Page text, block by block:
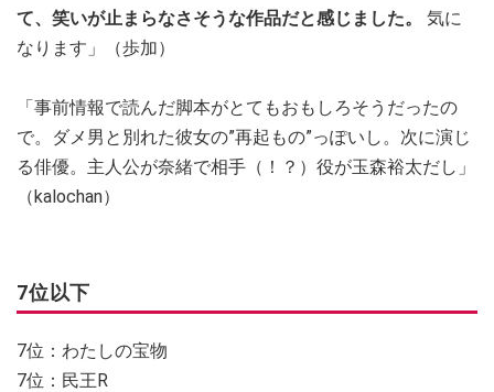
て、笑いが止まらなさそうな作品だと感じました。
気に
なります」（歩加）
「事前情報で読んだ脚本がとてもおもしろそうだったの
で。ダメ男と別れた彼女の”再起もの”っぽいし。次に演じ
る俳優。主人公が奈緒で相手（！？）役が玉森裕太だし」
（kalochan）
7位以下
7位：わたしの宝物
7位：民王R